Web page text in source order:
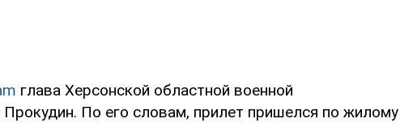
глава Херсонской областной военной
По его словам, прилет пришелся по жилому